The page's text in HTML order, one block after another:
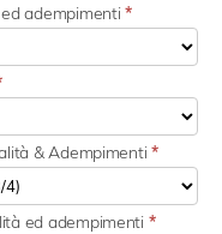
ed adempimenti*
& Adempimenti*
ed adempimenti *